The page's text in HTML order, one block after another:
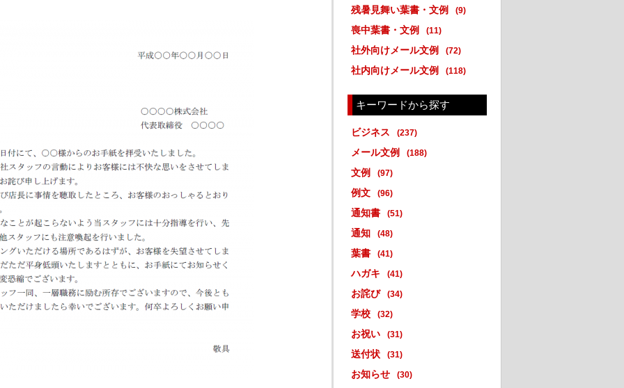
残暑見舞い葉書・文例 (9)
喪中葉書・文例 (11)
社外向けメール文例 (72)
社内向けメール文例 (118)
キーワードから探す
ビジネス (237)
メール文例 (188)
文例 (97)
例文 (96)
通知書 (51)
通知 (48)
葉書 (41)
ハガキ (41)
お詫び (34)
学校 (32)
お祝い (31)
送付状 (31)
お知らせ (30)